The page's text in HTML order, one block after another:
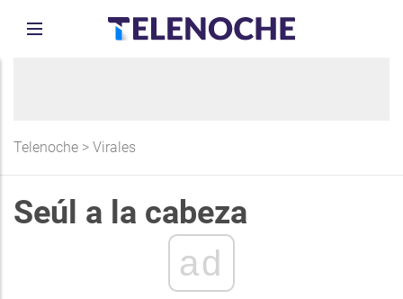
Telenoche > Virales
Seúl a la cabeza
ad